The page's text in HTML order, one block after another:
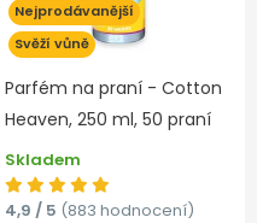
Nejprodávanější
Svěží vůně
Parfém na praní - Cotton
Heaven, 250 ml, 50 praní
Skladem
4,9 / 5 (883 hodnocení)